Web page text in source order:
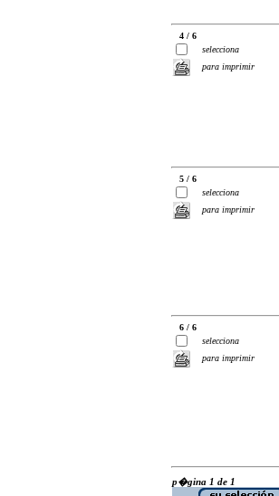
4 / 6
selecciona
para imprimir
5 / 6
selecciona
para imprimir
6 / 6
selecciona
para imprimir
p�gina 1 de 1